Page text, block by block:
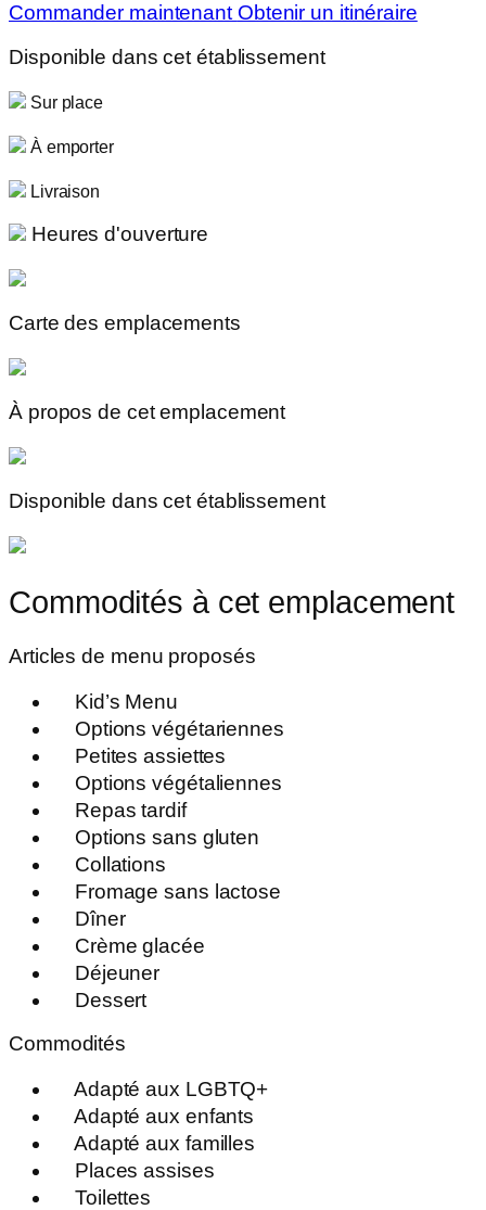
Commander maintenant Obtenir un itinéraire
Disponible dans cet établissement
Sur place
À emporter
Livraison
Heures d'ouverture
Carte des emplacements
À propos de cet emplacement
Disponible dans cet établissement
Commodités à cet emplacement
Articles de menu proposés
Kid’s Menu
Options végétariennes
Petites assiettes
Options végétaliennes
Repas tardif
Options sans gluten
Collations
Fromage sans lactose
Dîner
Crème glacée
Déjeuner
Dessert
Commodités
Adapté aux LGBTQ+
Adapté aux enfants
Adapté aux familles
Places assises
Toilettes